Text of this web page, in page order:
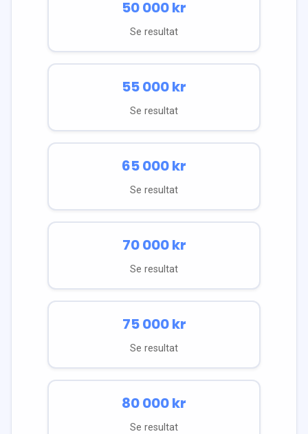
50 000kr
Se resultat
55 000kr
Se resultat
65 000kr
Se resultat
70 000kr
Se resultat
75 000kr
Se resultat
80 000kr
Se resultat